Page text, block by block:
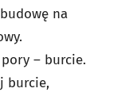
na
– burcie.
burcie,